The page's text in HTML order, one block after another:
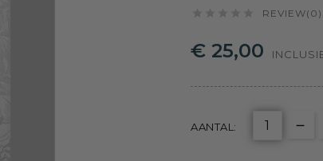
REVIEW(0)
€ 25,00
AANTAL: